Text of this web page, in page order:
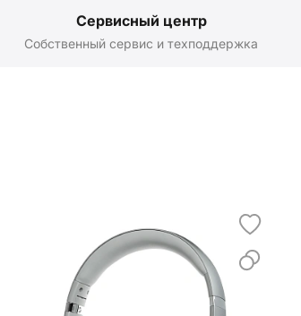
Сервисный центр
Собственный сервис и техподдержка